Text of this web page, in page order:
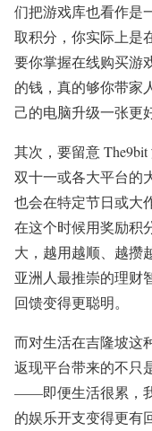
们把游戏库也看作是
取积分，你实际上是
要你掌握在线购买游
的钱，真的够你带家
己的电脑升级一张更
其次，要留意
双十一或各大平台的
也会在特定节日或大
在这个时候用奖励积
大，越用越顺、越攒
亚洲人最推崇的理财
回馈变得更聪明。
而对生活在吉隆坡这
返现平台带来的不只
——即便生活很累，
的娱乐开支变得更有